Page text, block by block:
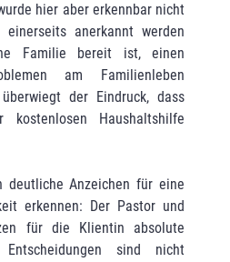
hier aber erkennbar nicht
anerkannt werden
Familie bereit ist, einen
am Familienleben
der Eindruck, dass
Haushaltshilfe
deutliche Anzeichen für eine
erkennen: Der Pastor und
für die Klientin absolute
sind nicht